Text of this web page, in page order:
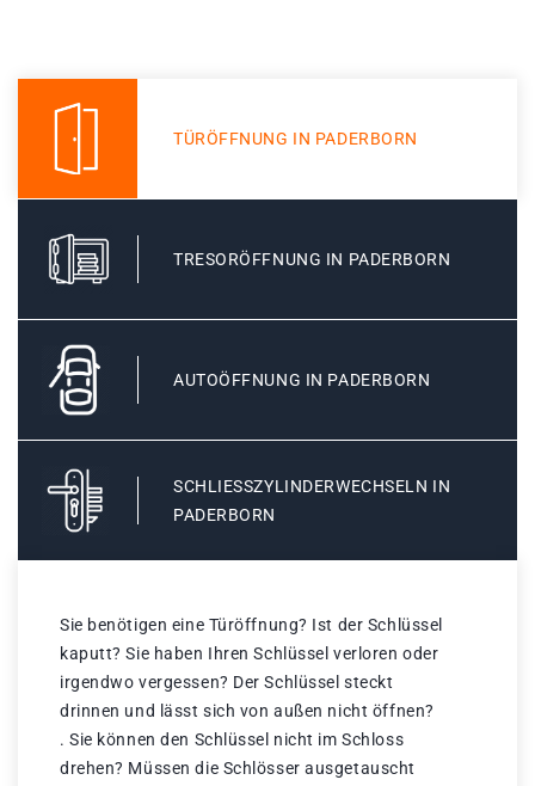
TÜRÖFFNUNG IN PADERBORN
TRESORÖFFNUNG IN PADERBORN
AUTOÖFFNUNG IN PADERBORN
SCHLIESSZYLINDERWECHSELN IN P
ADERBORN
Sie benötigen eine Türöffnung? Ist der Schlüssel
kaputt? Sie haben Ihren Schlüssel verloren oder
irgendwo vergessen? Der Schlüssel steckt
drinnen und lässt sich von außen nicht öffnen?
. Sie können den Schlüssel nicht im Schloss
drehen? Müssen die Schlösser ausgetauscht